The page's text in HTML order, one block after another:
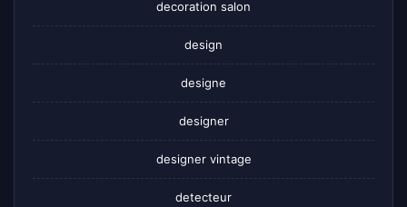
decoration salon
design
designe
designer
designer vintage
detecteur